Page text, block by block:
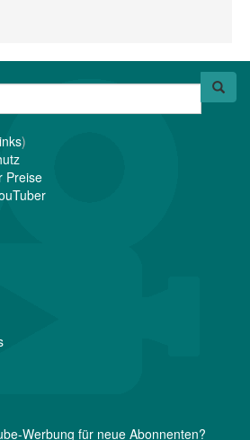
)
Preise
Werbung für neue Abonnenten?